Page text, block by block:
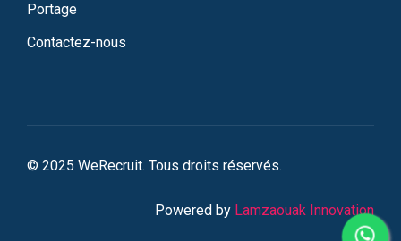
Portage
Contactez-nous
© 2025 WeRecruit. Tous droits réservés.
Powered by Lamzaouak Innovation